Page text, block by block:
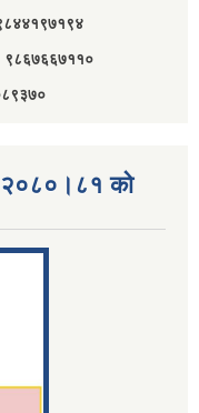
- ९८६७६६७११०
२०८०।८१ को